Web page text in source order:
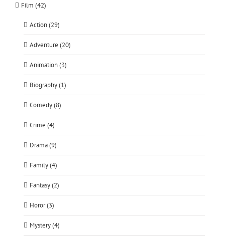
Film (42)
Action (29)
Adventure (20)
Animation (3)
Biography (1)
Comedy (8)
Crime (4)
Drama (9)
Family (4)
Fantasy (2)
Horor (3)
Mystery (4)